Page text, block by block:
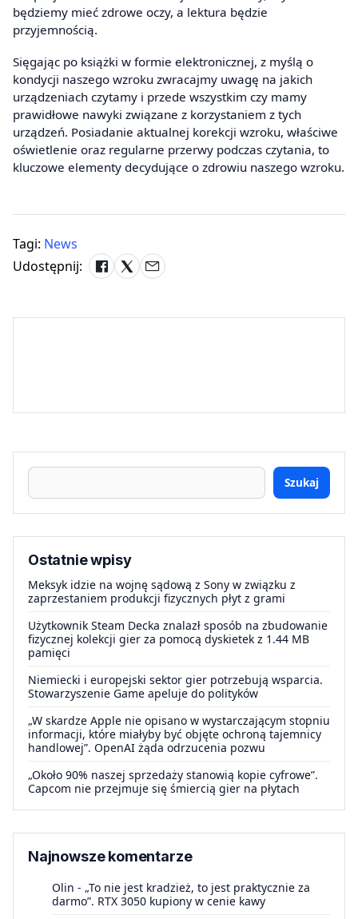
będziemy mieć zdrowe oczy, a lektura będzie
przyjemnością.
Sięgając po książki w formie elektronicznej, z myślą o
kondycji naszego wzroku zwracajmy uwagę na jakich
urządzeniach czytamy i przede wszystkim czy mamy
prawidłowe nawyki związane z korzystaniem z tych
urządzeń. Posiadanie aktualnej korekcji wzroku, właściwe
oświetlenie oraz regularne przerwy podczas czytania, to
kluczowe elementy decydujące o zdrowiu naszego wzroku.
Tagi: News
Udostępnij:
Szukaj
Ostatnie wpisy
Meksyk idzie na wojnę sądową z Sony w związku z
zaprzestaniem produkcji fizycznych płyt z grami
Użytkownik Steam Decka znalazł sposób na zbudowanie
fizycznej kolekcji gier za pomocą dyskietek z 1.44 MB
pamięci
Niemiecki i europejski sektor gier potrzebują wsparcia.
Stowarzyszenie Game apeluje do polityków
„W skardze Apple nie opisano w wystarczającym stopniu
informacji, które miałyby być objęte ochroną tajemnicy
handlowej”. OpenAI żąda odrzucenia pozwu
„Około 90% naszej sprzedaży stanowią kopie cyfrowe”.
Capcom nie przejmuje się śmiercią gier na płytach
Najnowsze komentarze
Olin - „To nie jest kradzież, to jest praktycznie za
darmo”. RTX 3050 kupiony w cenie kawy